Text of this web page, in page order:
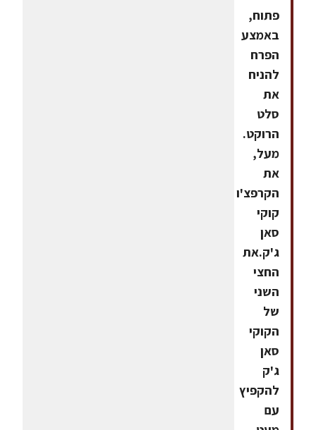
פתוח,
באמצע
הפרח
להניח
את
סלט
הרוקט.
מעל,
את
הקרפצ'ו
קוקי
סאן
ג'ק.את
החצי
השני
של
הקוקי
סאן
ג'ק
להקפיץ
עם